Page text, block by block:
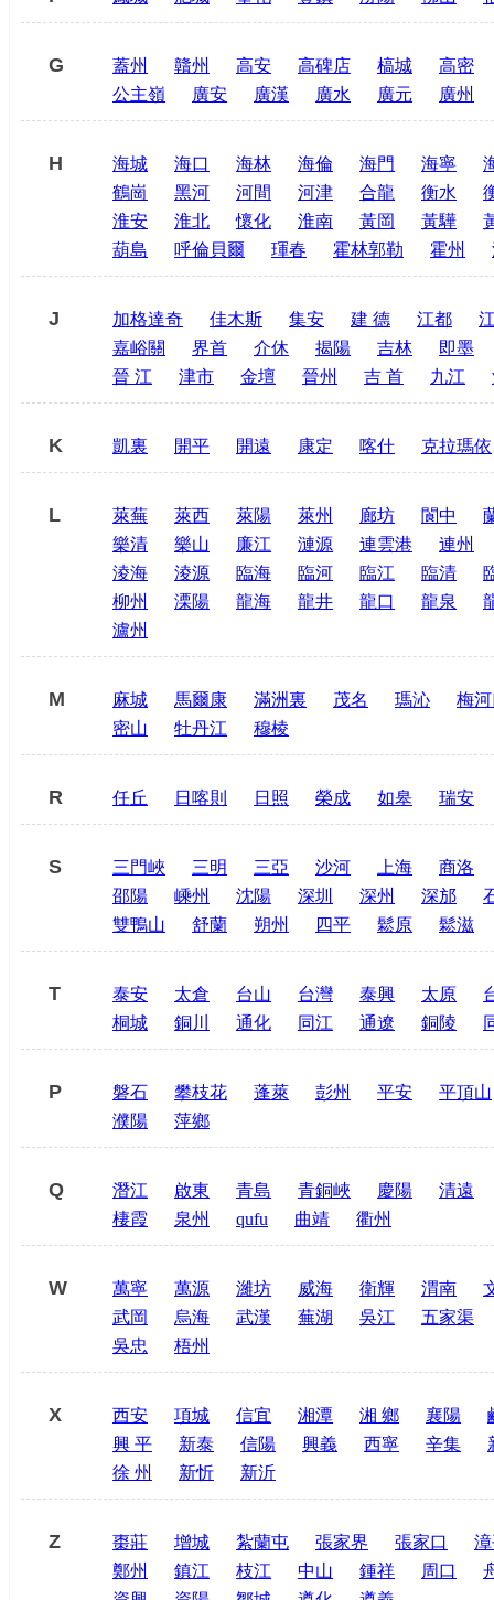
G 蓋州 贛州 高安 高碑店 槁城
高密
公主嶺
廣安 廣漢 廣水 廣元 廣州
H 海城 海口 海林 海倫 海門 海寧
鶴崗
黑河 河間 河津 合龍 衡水
淮安
淮北 懷化 淮南 黃岡 黃驊
葫島
呼倫貝爾 琿春 霍林郭勒 霍州
J 加格達奇 佳木斯 集安 建 德 江都
嘉峪關
界首 介休 揭陽 吉林
即墨
晉 江
津市 金壇 晉州 吉 首 九江
K 凱裏 開平 開遠 康定 喀什 克拉瑪依
L 萊蕪 萊西 萊陽 萊州 廊坊 閬中
樂清
樂山 廉江 漣源 連雲港
連州
淩海
淩源 臨海 臨河 臨江 臨清
柳州
溧陽 龍海 龍井 龍口 龍泉
瀘州
M 麻城 馬爾康 滿洲裏 茂名 瑪沁
梅
密山
牡丹江 穆棱
R 任丘 日喀則 日照 榮成 如皋 瑞安
S 三門峽 三明 三亞 沙河 上海
商洛
邵陽
嵊州 沈陽 深圳 深州 深邡
雙鴨山
舒蘭 朔州 四平 鬆原 鬆滋
T 泰安 太倉 台山 台灣 泰興 太原
桐城
銅川 通化 同江 通遼 銅陵
P 磐石 攀枝花 蓬萊 彭州 平安
平頂山
濮陽
萍鄉
Q 潛江 啟東 青島 青銅峽 慶陽
清遠
棲霞
泉州 qufu 曲靖 衢州
W 萬寧 萬源 濰坊 威海 衛輝 渭南
武岡
烏海 武漢 蕪湖 吳江
五家渠
吳忠
梧州
X 西安 項城 信宜 湘潭 湘 鄉 襄陽
興 平
新泰 信陽 興義 西寧 辛集
徐 州
新忻 新沂
Z 棗莊 增城 紮蘭屯 張家界 張家口
鄭州
鎮江 枝江 中山 鍾祥 周口